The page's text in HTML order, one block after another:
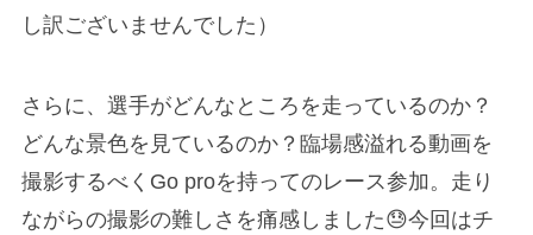
し訳ございませんでした）
さらに、選手がどんなところを走っているのか？
どんな景色を見ているのか？臨場感溢れる動画を
撮影するべくGo proを持ってのレース参加。走り
ながらの撮影の難しさを痛感しました😓今回はチ